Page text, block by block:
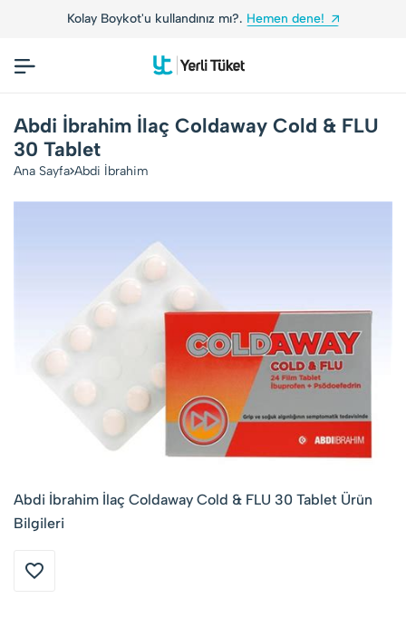
Kolay Boykot'u kullandınız mı?. Hemen dene!
Abdi İbrahim İlaç Coldaway Cold & FLU
30 Tablet
Ana Sayfa Abdi İbrahim
Abdi İbrahim İlaç Coldaway Cold & FLU 30 Tablet Ürün
Bilgileri